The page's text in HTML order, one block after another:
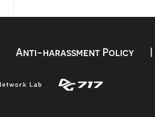
Anti-harassment Policy